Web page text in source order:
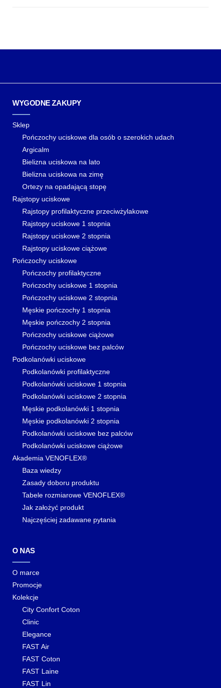
WYGODNE ZAKUPY
Sklep
Pończochy uciskowe dla osób o szerokich udach
Argicalm
Bielizna uciskowa na lato
Bielizna uciskowa na zimę
Ortezy na opadającą stopę
Rajstopy uciskowe
Rajstopy profilaktyczne przeciwżylakowe
Rajstopy uciskowe 1 stopnia
Rajstopy uciskowe 2 stopnia
Rajstopy uciskowe ciążowe
Pończochy uciskowe
Pończochy profilaktyczne
Pończochy uciskowe 1 stopnia
Pończochy uciskowe 2 stopnia
Męskie pończochy 1 stopnia
Męskie pończochy 2 stopnia
Pończochy uciskowe ciążowe
Pończochy uciskowe bez palców
Podkolanówki uciskowe
Podkolanówki profilaktyczne
Podkolanówki uciskowe 1 stopnia
Podkolanówki uciskowe 2 stopnia
Męskie podkolanówki 1 stopnia
Męskie podkolanówki 2 stopnia
Podkolanówki uciskowe bez palców
Podkolanówki uciskowe ciążowe
Akademia VENOFLEX®
Baza wiedzy
Zasady doboru produktu
Tabele rozmiarowe VENOFLEX®
Jak założyć produkt
Najczęściej zadawane pytania
O NAS
O marce
Promocje
Kolekcje
City Confort Coton
Clinic
Elegance
FAST Air
FAST Coton
FAST Laine
FAST Lin